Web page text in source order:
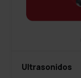
Ultrasonidos